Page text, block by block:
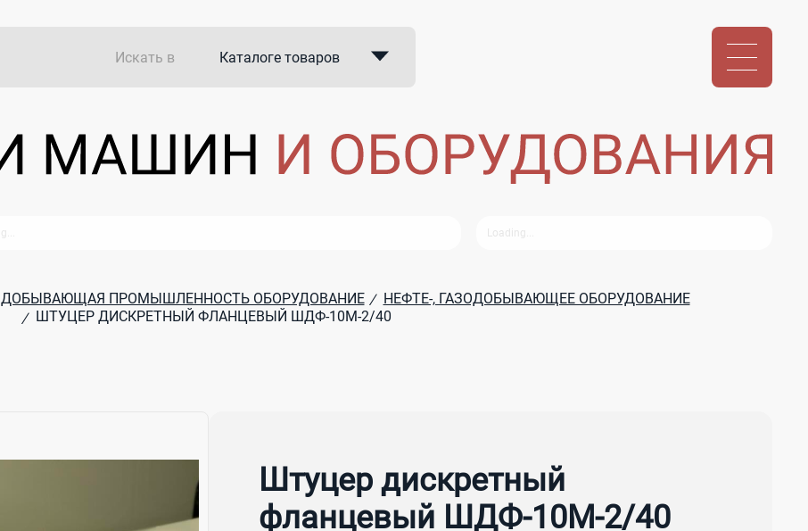
Искать в Каталоге товаров
В закупках
ДОБЫВАЮЩАЯ ПРОМЫШЛЕННОСТЬ ОБОРУДОВАНИЕ / НЕФТЕ-, ГАЗОДОБЫВАЮЩЕЕ ОБОРУДОВАНИЕ
/ ШТУЦЕР ДИСКРЕТНЫЙ ФЛАНЦЕВЫЙ ШДФ-10М-2/40
Штуцер дискретный
фланцевый ШДФ-10М-2/40